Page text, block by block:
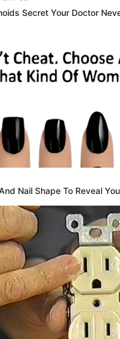
Secret Your Doctor
Nail Shape To Reveal